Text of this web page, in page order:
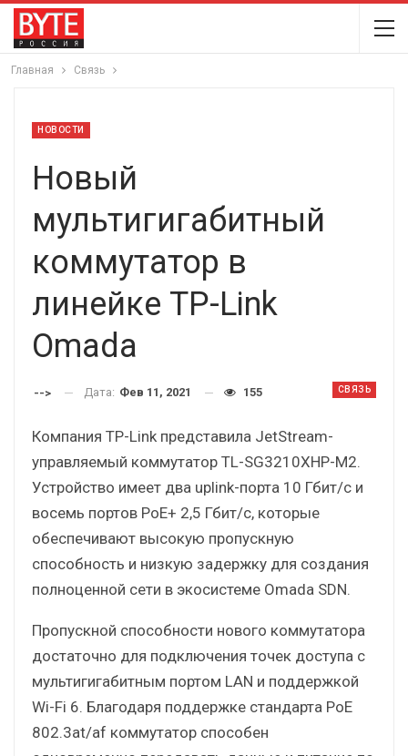
Главная Связь
НОВОСТИ
Новый
мультигигабитный
коммутатор в
линейке TP-Link
Omada
СВЯЗЬ
--> Дата: Фев 11, 2021 155
Компания TP-Link представила JetStream-
управляемый коммутатор TL-SG3210XHP-M2.
Устройство имеет два uplink-порта 10 Гбит/с и
восемь портов PoE+ 2,5 Гбит/с, которые
обеспечивают высокую пропускную
способность и низкую задержку для создания
полноценной сети в экосистеме Omada SDN.
Пропускной способности нового коммутатора
достаточно для подключения точек доступа с
мультигигабитным портом LAN и поддержкой
Wi-Fi 6. Благодаря поддержке стандарта PoE
802.3at/af коммутатор способен